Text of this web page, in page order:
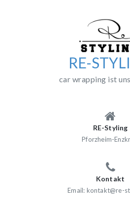
RE-
car wrapping ist
RE-Styling
Pforzheim-
Kontakt
Email: kontakt@re-